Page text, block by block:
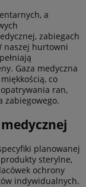
a
zabiegach
naszej hurtowni
Gaza medyczna
co
ran,
zabiegowego.
planowanej
sterylne,
ochrony
indywidualnych.